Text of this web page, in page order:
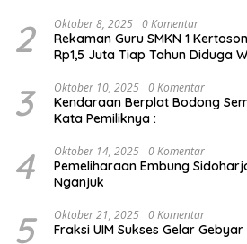
2 Oktober 8, 2025 0 Komentar
Rekaman Guru SMKN 1
Rp1,5 Juta Tiap Tahun Diduga
3 Oktober 10, 2025 0 Komentar
Kendaraan Berplat Bodong
Kata Pemiliknya :
4 Oktober 14, 2025 0 Komentar
Pemeliharaan Embung
Nganjuk
5 Oktober 21, 2025 0 Komentar
Fraksi UIM Sukses Gelar